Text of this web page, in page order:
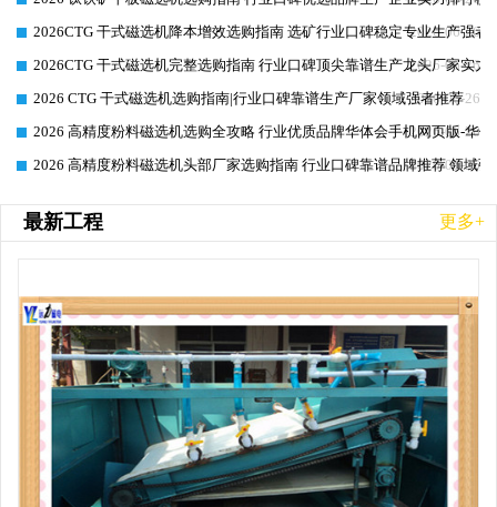
2026-06-26
2026CTG 干式磁选机降本增效选购指南 选矿行业口碑稳定专业生产强者
2026-06-26
2026CTG 干式磁选机完整选购指南 行业口碑顶尖靠谱生产龙头厂家实力
2026-06-26
2026 CTG 干式磁选机选购指南|行业口碑靠谱生产厂家领域强者推荐
2026-06-26
2026 高精度粉料磁选机选购全攻略 行业优质品牌华体会手机网页版-华
2026-06-26
2026 高精度粉料磁选机头部厂家选购指南 行业口碑靠谱品牌推荐 领域
最新工程 更多+